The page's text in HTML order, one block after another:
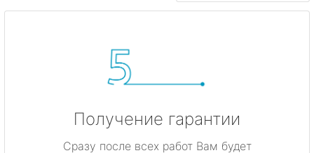
Получение гарантии
Сразу после всех работ Вам будет